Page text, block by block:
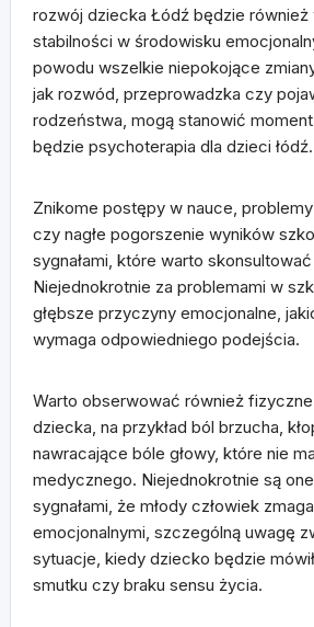
rozwój dziecka Łódź będzie również
stabilności w środowisku
powodu wszelkie niepokojące
jak rozwód, przeprowadzka czy
rodzeństwa, mogą stanowić
będzie psychoterapia dla dzieci łódź.
Znikome postępy w nauce,
czy nagłe pogorszenie wyników
sygnałami, które warto
Niejednokrotnie za problemami w
głębsze przyczyny emocjonalne,
wymaga odpowiedniego podejścia.
Warto obserwować również
dziecka, na przykład ból brzucha,
nawracające bóle głowy, które nie
medycznego. Niejednokrotnie są
sygnałami, że młody człowiek
emocjonalnymi, szczególną uwagę
sytuacje, kiedy dziecko będzie
smutku czy braku sensu życia.